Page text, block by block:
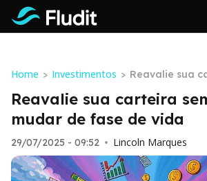
Home > Investimentos > Reavalie sua
e mudar de
Reavalie sua carteira
mudar de fase de vida
29/07/2025 - 09:52 • Lincoln Marques